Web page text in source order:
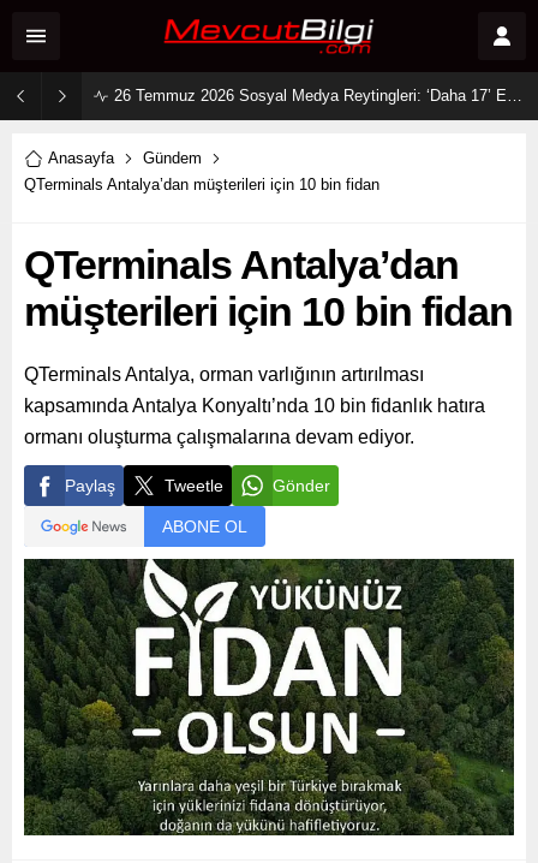
26 Temmuz 2026 Sosyal Medya Reytingleri: ‘Daha 17’ Ekranları ve Dijitali Nasıl Fethetti?
Anasayfa
Gündem
QTerminals Antalya’dan müşterileri için 10 bin fidan
QTerminals Antalya’dan
müşterileri için 10 bin fidan
QTerminals Antalya, orman varlığının artırılması
kapsamında Antalya Konyaltı’nda 10 bin fidanlık hatıra
ormanı oluşturma çalışmalarına devam ediyor.
Paylaş Tweetle Gönder
ABONE OL